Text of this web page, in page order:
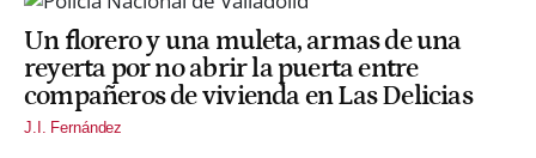
Un florero y una muleta, armas de una
reyerta por no abrir la puerta entre
compañeros de vivienda en Las Delicias
J.I. Fernández